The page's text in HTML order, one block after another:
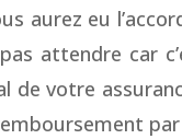
aurez eu
attendre car
de votre